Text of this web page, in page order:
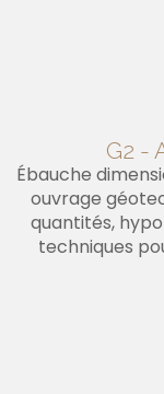
G2 -
Ébauche
ouvrage
quantités,
techniques